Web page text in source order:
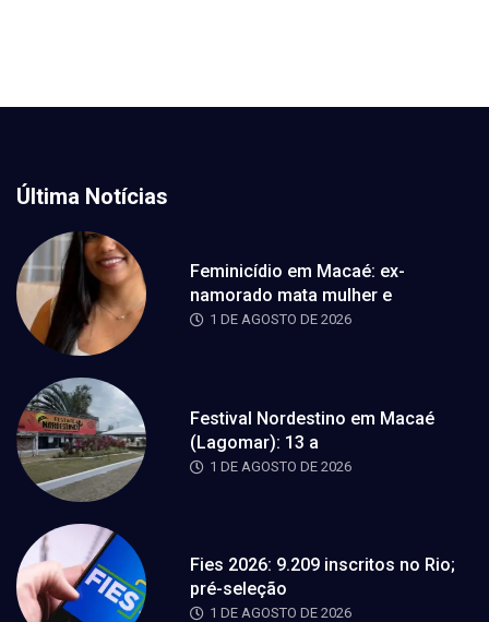
Última Notícias
Feminicídio em Macaé: ex-
namorado mata mulher e
1 DE AGOSTO DE 2026
Festival Nordestino em Macaé
(Lagomar): 13 a
1 DE AGOSTO DE 2026
Fies 2026: 9.209 inscritos no Rio;
pré-seleção
1 DE AGOSTO DE 2026